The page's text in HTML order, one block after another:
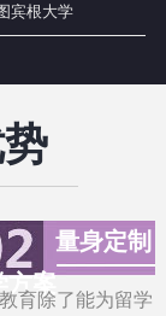
宾根大学
量身定制
方案
育除了能为留学